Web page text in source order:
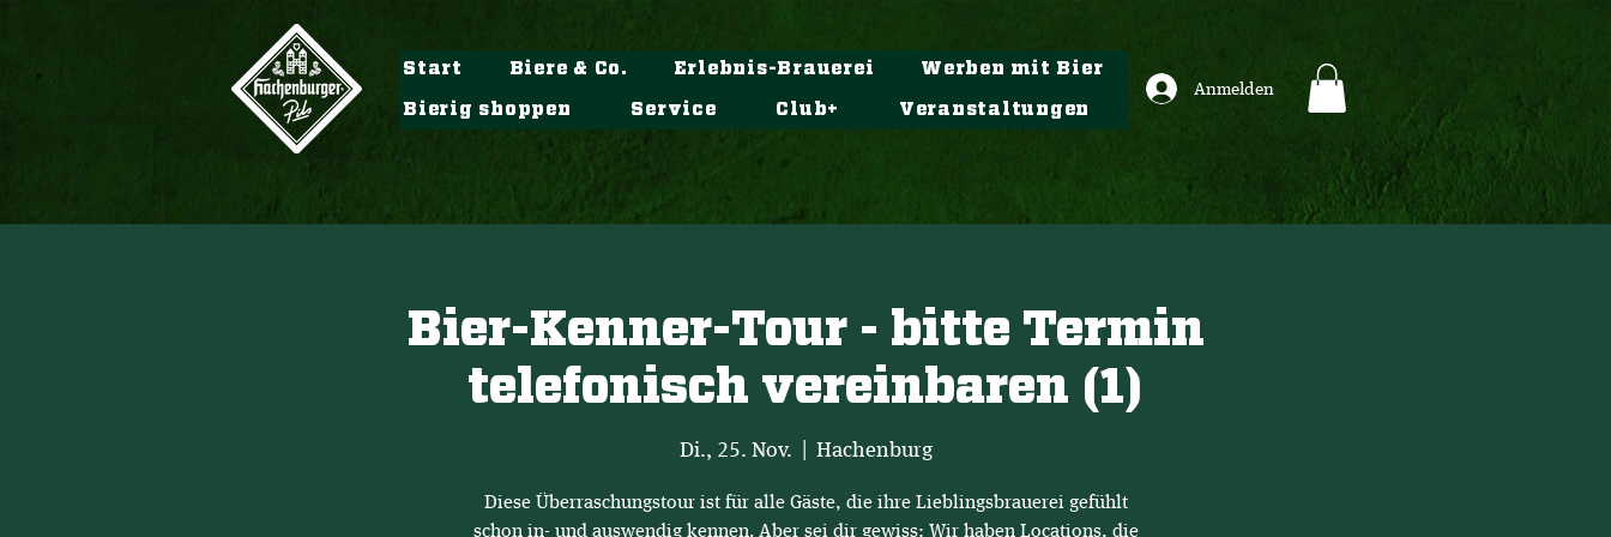
Start Biere & Co. Erlebnis-Brauerei Werben mit Bier
Bierig shoppen Service Club+ Veranstaltungen
Anmelden
Bier-Kenner-Tour - bitte Termin
telefonisch vereinbaren (1)
Di., 25. Nov. Hachenburg
Diese Überraschungstour ist für alle Gäste, die ihre Lieblingsbrauerei gefühlt
schon in- und auswendig kennen. Aber sei dir gewiss: Wir haben Locations, die